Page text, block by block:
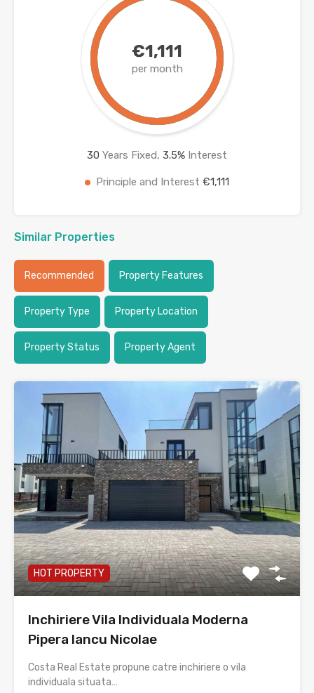
€1,111
per month
30 Years Fixed, 3.5% Interest
Principle and Interest €1,111
Similar Properties
Recommended Property Features
Property Type Property Location
Property Status Property Agent
HOT PROPERTY
Inchiriere Vila Individuala Moderna
Pipera Iancu Nicolae
Costa Real Estate propune catre inchiriere o vila
individuala situata…